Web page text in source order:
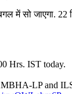
में सो जाएगा.
Hrs. IST today.
LP and